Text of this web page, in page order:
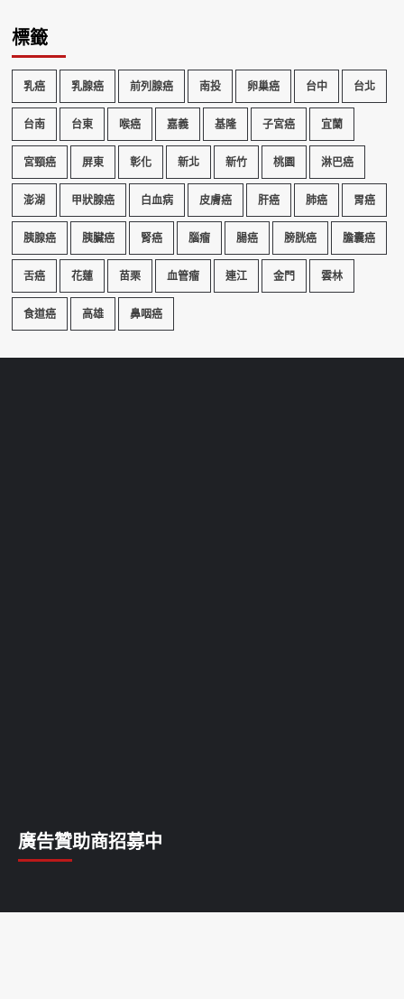
標籤
乳癌 乳腺癌 前列腺癌 南投 卵巢癌 台中 台北
台南 台東 喉癌 嘉義 基隆 子宮癌 宜蘭
宮頸癌 屏東 彰化 新北 新竹 桃園 淋巴癌
澎湖 甲狀腺癌 白血病 皮膚癌 肝癌 肺癌 胃癌
胰腺癌 胰臟癌 腎癌 腦瘤 腸癌 膀胱癌 膽囊癌
舌癌 花蓮 苗栗 血管瘤 連江 金門 雲林
食道癌 高雄 鼻咽癌
廣告贊助商招募中